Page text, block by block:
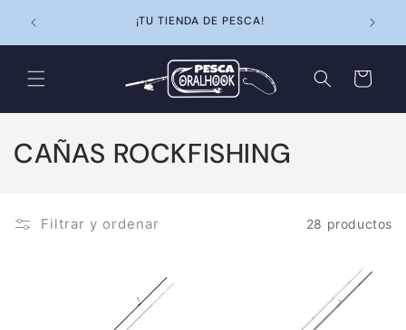
directamente
¡TU TIENDA DE PESCA!
Carrito
C
l
CAÑAS ROCKFISHING
Filtrar y ordenar 28 productos